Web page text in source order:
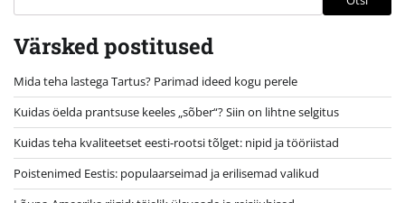
Värsked postitused
Mida teha lastega Tartus? Parimad ideed kogu perele
Kuidas öelda prantsuse keeles „sõber“? Siin on lihtne selgitus
Kuidas teha kvaliteetset eesti-rootsi tõlget: nipid ja tööriistad
Poistenimed Eestis: populaarseimad ja erilisemad valikud